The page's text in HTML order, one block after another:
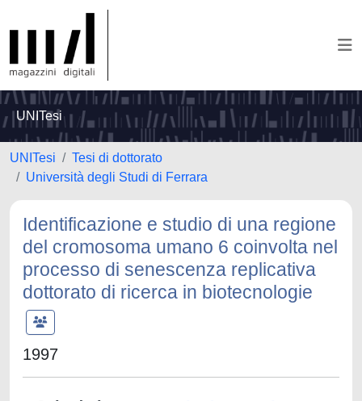
UNITesi
UNITesi
Tesi di dottorato
Università degli Studi di Ferrara
Identificazione e studio di una regione
del cromosoma umano 6 coinvolta nel
processo di senescenza replicativa
dottorato di ricerca in biotecnologie
1997